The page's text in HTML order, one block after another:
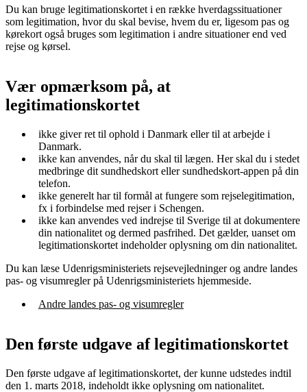
Du kan bruge legitimationskortet i en række hverdagssituationer
som legitimation, hvor du skal bevise, hvem du er, ligesom pas og
kørekort også bruges som legitimation i andre situationer end ved
rejse og kørsel.
Vær opmærksom på, at
legitimationskortet
ikke giver ret til ophold i Danmark eller til at arbejde i
Danmark.
ikke kan anvendes, når du skal til lægen. Her skal du i stedet
medbringe dit sundhedskort eller sundhedskort-appen på din
telefon.
ikke generelt har til formål at fungere som rejselegitimation,
fx i forbindelse med rejser i Schengen.
ikke kan anvendes ved indrejse til Sverige til at dokumentere
din nationalitet og dermed pasfrihed. Det gælder, uanset om
legitimationskortet indeholder oplysning om din nationalitet.
Du kan læse Udenrigsministeriets rejsevejledninger og andre landes
pas- og visumregler på Udenrigsministeriets hjemmeside.
Andre landes pas- og visumregler
Den første udgave af legitimationskortet
Den første udgave af legitimationskortet, der kunne udstedes indtil
den 1. marts 2018, indeholdt ikke oplysning om nationalitet.